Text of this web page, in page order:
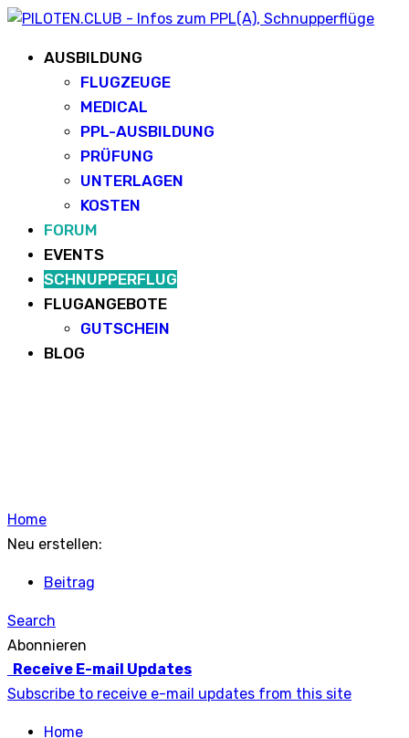
AUSBILDUNG
FLUGZEUGE
MEDICAL
PPL-AUSBILDUNG
PRÜFUNG
UNTERLAGEN
KOSTEN
FORUM
EVENTS
SCHNUPPERFLUG
FLUGANGEBOTE
GUTSCHEIN
BLOG
Home
Neu erstellen:
Beitrag
Search
Abonnieren
Receive E-mail Updates
Subscribe to receive e-mail updates from this site
Home